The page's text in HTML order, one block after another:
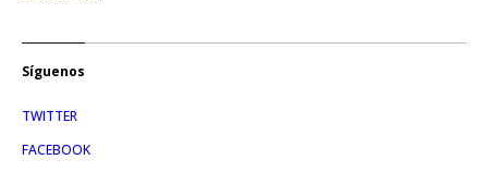
Síguenos
TWITTER
FACEBOOK